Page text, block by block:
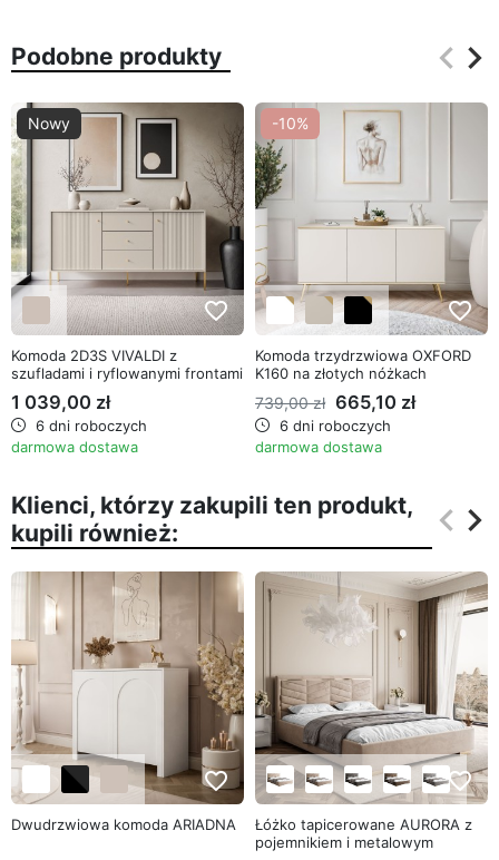
Podobne produkty keyboard_arrow_left
keyboard_arrow_right
Nowy
favorite_border
Komoda 2D3S VIVALDI z
szufladami i ryflowanymi frontami
1 039,00 zł
6 dni roboczych
darmowa dostawa
-10%
favorite_border
Komoda trzydrzwiowa OXFORD
K160 na złotych nóżkach
739,00 zł 665,10 zł
6 dni roboczych
darmowa dostawa
Klienci, którzy zakupili ten produkt,
kupili również:
keyboard_arrow_left
keyboard_arrow_right
favorite_border
Dwudrzwiowa komoda ARIADNA
favorite_border
Łóżko tapicerowane AURORA z
pojemnikiem i metalowym